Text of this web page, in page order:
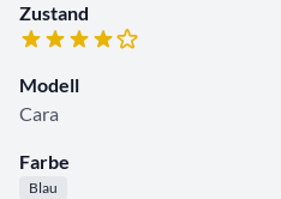
Zustand
Modell
Cara
Farbe
Blau